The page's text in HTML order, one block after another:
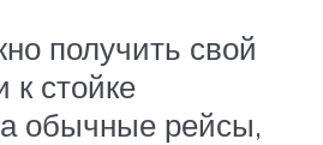
получить свой
к стойке
обычные рейсы,